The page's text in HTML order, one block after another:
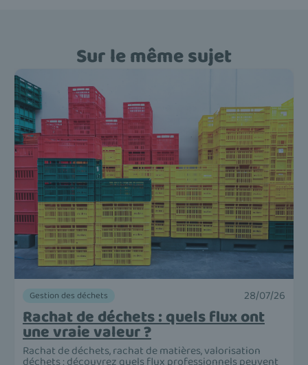
Sur le même sujet
Gestion des déchets 28/07/26
Rachat de déchets : quels flux ont
une vraie valeur ?
Rachat de déchets, rachat de matières, valorisation